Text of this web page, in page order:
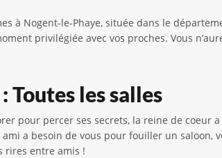
à Nogent-le-Phaye, située dans le
privilégiée avec vos proches. Vous
Toutes les salles
pour percer ses secrets, la reine de coeur
a besoin de vous pour fouiller un
rires entre amis !